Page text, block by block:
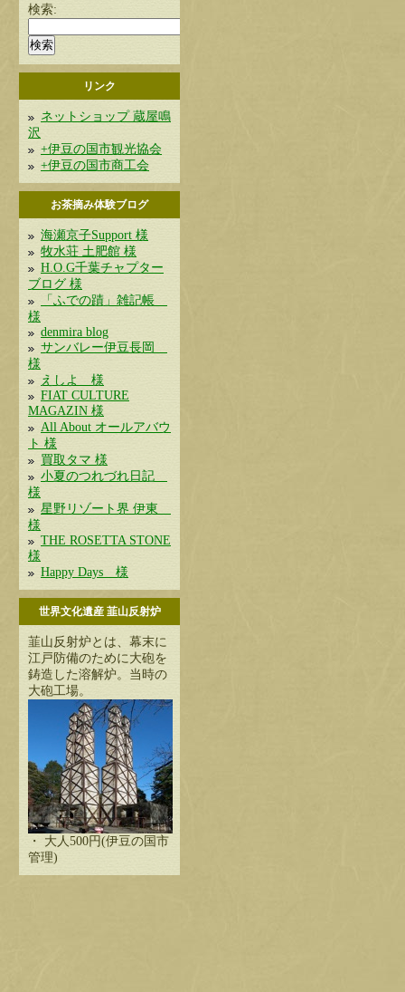
検索:
リンク
ネットショップ 蔵屋鳴
沢
+伊豆の国市観光協会
+伊豆の国市商工会
お茶摘み体験ブログ
海瀬京子Support 様
牧水荘 土肥館 様
H.O.G千葉チャプター
ブログ 様
「ふでの蹟」雑記帳
様
denmira blog
サンバレー伊豆長岡
様
えしよ 様
FIAT CULTURE
MAGAZIN 様
All About オールアバウ
ト 様
買取タマ 様
小夏のつれづれ日記
様
星野リゾート界 伊東
様
THE ROSETTA STONE
様
Happy Days 様
世界文化遺産 韮山反射炉
韮山反射炉とは、幕末に
江戸防備のために大砲を
鋳造した溶解炉。当時の
大砲工場。
・ 大人500円(伊豆の国市
管理)